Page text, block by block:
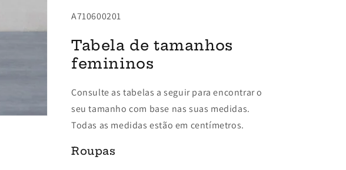
A710600201
Tabela de tamanhos
femininos
Consulte as tabelas a seguir para encontrar o
seu tamanho com base nas suas medidas.
Todas as medidas estão em centímetros.
Roupas